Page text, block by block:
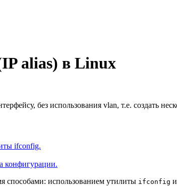
alias) в Linux
без использования vlan, т.е. создать
ifconfig.
конфигурации.
способами: использованием утилиты ifconfig